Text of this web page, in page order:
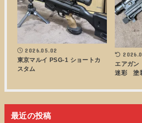
2026.05.02
東京マルイ PSG-1 ショートカ
スタム
エアガ
迷彩 塗
最近の投稿